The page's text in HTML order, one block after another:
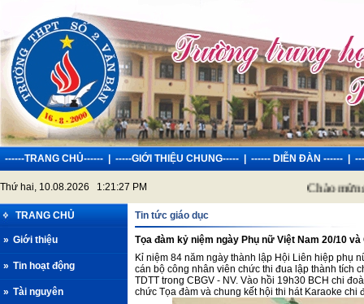
------TRANG CHỦ------ -----GIỚI THIỆU CHUNG----- ------ DIỄN ĐÀN ------
Thứ hai, 10.08.2026 1:21:27 PM Chào mừng
TRANG CHỦ
» Giới thiệu
» Tin hoạt động
» Tài nguyên
Tin tức giáo dục
Tọa đàm kỷ niệm ngày Phụ nữ Việt Nam 20/10
Kỉ niệm 84 năm ngày thành lập Hội Liên hiệp phụ
cán bộ công nhân viên chức thi đua lập thành tích
TDTT trong CBGV - NV. Vào hồi 19h30 BCH chi
chức Tọa đàm và chung kết hội thi hát Karaoke